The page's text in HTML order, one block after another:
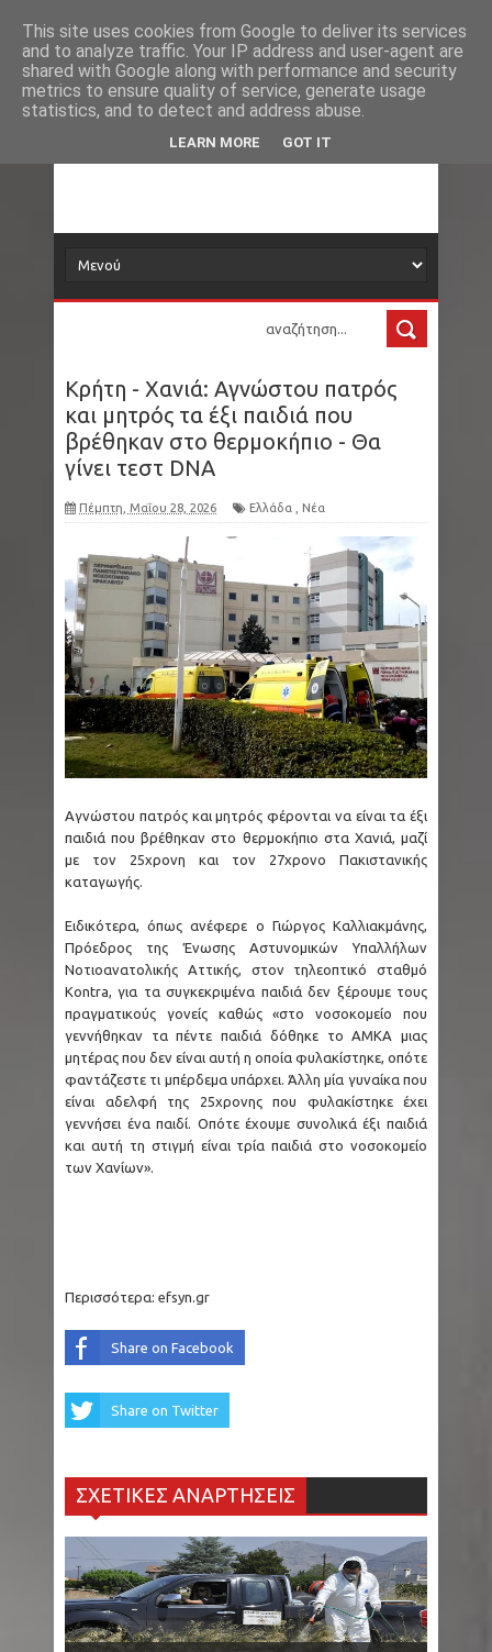
Νέα Loading...
δορυφόρος
Τα νέα όλου του κόσμου στο πιάτο σας
Κρήτη - Χανιά: Αγνώστου πατρός
και μητρός τα έξι παιδιά που
βρέθηκαν στο θερμοκήπιο - Θα
γίνει τεστ DNA
Πέμπτη, Μαΐου 28, 2026 Ελλάδα Νέα
Αγνώστου πατρός και μητρός φέρονται να είναι τα έξι
παιδιά που βρέθηκαν στο θερμοκήπιο στα Χανιά, μαζί
με τον 25χρονη και τον 27χρονο Πακιστανικής
καταγωγής.
Ειδικότερα, όπως ανέφερε ο Γιώργος Καλλιακμάνης,
Πρόεδρος της Ένωσης Αστυνομικών Υπαλλήλων
Νοτιοανατολικής Αττικής, στον τηλεοπτικό σταθμό
Kontra, για τα συγκεκριμένα παιδιά δεν ξέρουμε τους
πραγματικούς γονείς καθώς «στο νοσοκομείο που
γεννήθηκαν τα πέντε παιδιά δόθηκε το ΑΜΚΑ μιας
μητέρας που δεν είναι αυτή η οποία φυλακίστηκε, οπότε
φαντάζεστε τι μπέρδεμα υπάρχει. Άλλη μία γυναίκα που
είναι αδελφή της 25χρονης που φυλακίστηκε έχει
γεννήσει ένα παιδί. Οπότε έχουμε συνολικά έξι παιδιά
και αυτή τη στιγμή είναι τρία παιδιά στο νοσοκομείο
των Χανίων».
Περισσότερα: efsyn.gr
Share on Facebook
Share on Twitter
ΣΧΕΤΙΚΕΣ ΑΝΑΡΤΗΣΕΙΣ
This site uses cookies from Google to deliver its services
and to analyze traffic. Your IP address and user-agent are
shared with Google along with performance and security
metrics to ensure quality of service, generate usage
statistics, and to detect and address abuse.
LEARN MORE GOT IT